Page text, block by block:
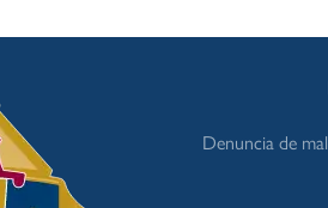
Denuncia de